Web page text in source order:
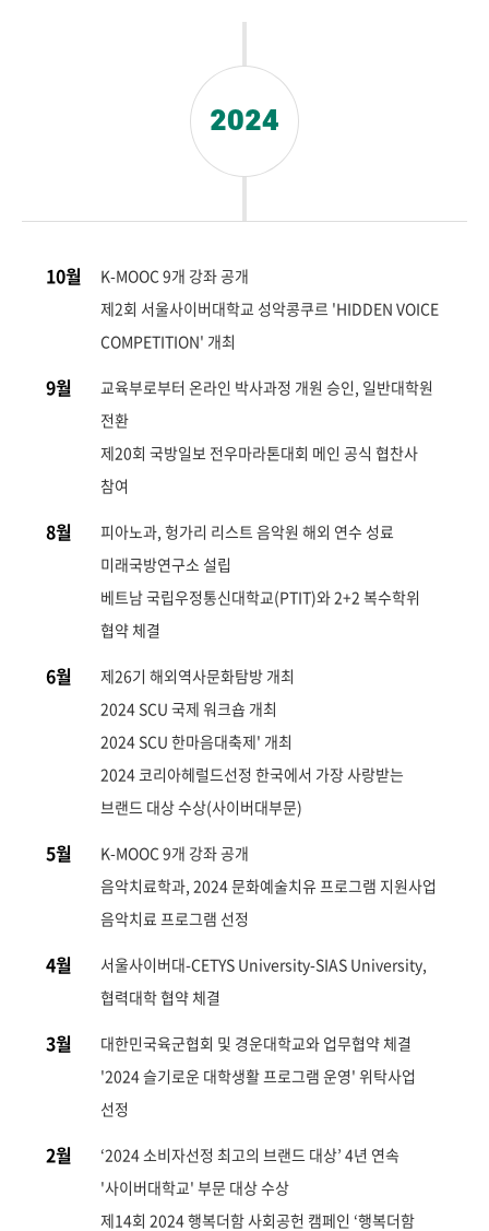
2024
10월
K-MOOC 9개 강좌 공개
제2회 서울사이버대학교 성악콩쿠르 'HIDDEN VOICE
COMPETITION' 개최
9월
교육부로부터 온라인 박사과정 개원 승인, 일반대학원
전환
제20회 국방일보 전우마라톤대회 메인 공식 협찬사
참여
8월
피아노과, 헝가리 리스트 음악원 해외 연수 성료
미래국방연구소 설립
베트남 국립우정통신대학교(PTIT)와 2+2 복수학위
협약 체결
6월
제26기 해외역사문화탐방 개최
2024 SCU 국제 워크숍 개최
2024 SCU 한마음대축제' 개최
2024 코리아헤럴드선정 한국에서 가장 사랑받는
브랜드 대상 수상(사이버대부문)
5월
K-MOOC 9개 강좌 공개
음악치료학과, 2024 문화예술치유 프로그램 지원사업
음악치료 프로그램 선정
4월
서울사이버대-CETYS University-SIAS University,
협력대학 협약 체결
3월
대한민국육군협회 및 경운대학교와 업무협약 체결
'2024 슬기로운 대학생활 프로그램 운영' 위탁사업
선정
2월
‘2024 소비자선정 최고의 브랜드 대상’ 4년 연속
'사이버대학교' 부문 대상 수상
제14회 2024 행복더함 사회공헌 캠페인 ‘행복더함